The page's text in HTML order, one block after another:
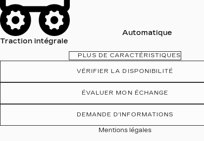
Traction intégrale
Automatique
PLUS DE CARACTÉRISTIQUES
VÉRIFIER LA DISPONIBILITÉ
ÉVALUER MON ÉCHANGE
DEMANDE D'INFORMATIONS
Mentions légales